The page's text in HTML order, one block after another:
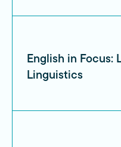
English in Focus:
Linguistics